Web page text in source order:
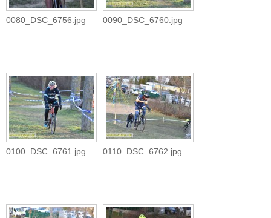
0080_DSC_6756.jpg 0090_DSC_6760.jpg
0100_DSC_6761.jpg 0110_DSC_6762.jpg